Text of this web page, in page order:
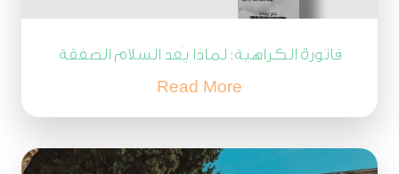
فاتورة الكراهية: لماذا يُعد السلام الصفقة
Read More